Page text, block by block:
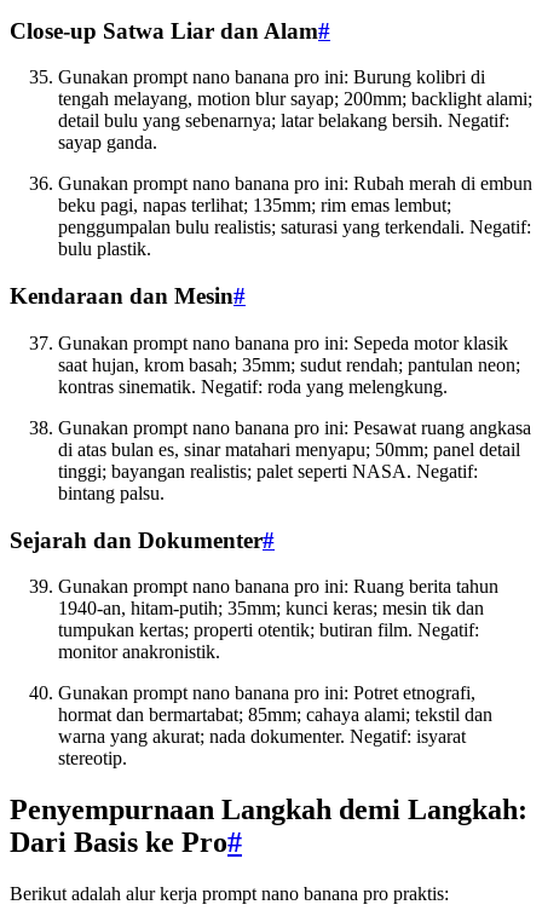
Close-up Satwa Liar dan Alam#
Gunakan prompt nano banana pro ini: Burung kolibri di
tengah melayang, motion blur sayap; 200mm; backlight alami;
detail bulu yang sebenarnya; latar belakang bersih. Negatif:
sayap ganda.
Gunakan prompt nano banana pro ini: Rubah merah di embun
beku pagi, napas terlihat; 135mm; rim emas lembut;
penggumpalan bulu realistis; saturasi yang terkendali. Negatif:
bulu plastik.
Kendaraan dan Mesin#
Gunakan prompt nano banana pro ini: Sepeda motor klasik
saat hujan, krom basah; 35mm; sudut rendah; pantulan neon;
kontras sinematik. Negatif: roda yang melengkung.
Gunakan prompt nano banana pro ini: Pesawat ruang angkasa
di atas bulan es, sinar matahari menyapu; 50mm; panel detail
tinggi; bayangan realistis; palet seperti NASA. Negatif:
bintang palsu.
Sejarah dan Dokumenter#
Gunakan prompt nano banana pro ini: Ruang berita tahun
1940-an, hitam-putih; 35mm; kunci keras; mesin tik dan
tumpukan kertas; properti otentik; butiran film. Negatif:
monitor anakronistik.
Gunakan prompt nano banana pro ini: Potret etnografi,
hormat dan bermartabat; 85mm; cahaya alami; tekstil dan
warna yang akurat; nada dokumenter. Negatif: isyarat
stereotip.
Penyempurnaan Langkah demi Langkah:
Dari Basis ke Pro#
Berikut adalah alur kerja prompt nano banana pro praktis: